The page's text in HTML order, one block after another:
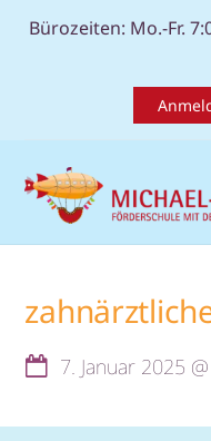
Bürozeiten: Mo.-Fr.
7. Januar 2025 @